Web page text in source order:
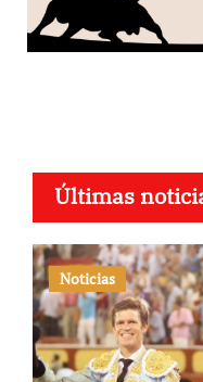
Últimas
Noticias